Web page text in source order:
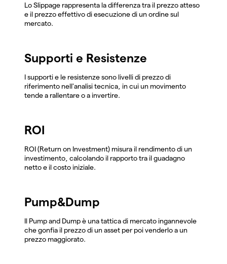
Lo Slippage rappresenta la differenza tra il prezzo atteso
e il prezzo effettivo di esecuzione di un ordine sul
mercato.
Supporti e Resistenze
I supporti e le resistenze sono livelli di prezzo di
riferimento nell'analisi tecnica, in cui un movimento
tende a rallentare o a invertire.
ROI
ROI (Return on Investment) misura il rendimento di un
investimento, calcolando il rapporto tra il guadagno
netto e il costo iniziale.
Pump&Dump
Il Pump and Dump è una tattica di mercato ingannevole
che gonfia il prezzo di un asset per poi venderlo a un
prezzo maggiorato.